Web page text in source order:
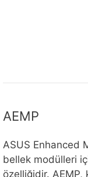
AEMP
ASUS Enhanced
bellek modülleri
özelliğidir. AEMP,